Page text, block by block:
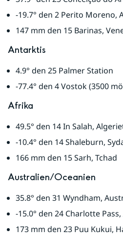
-19.7° den 2 Perito Moreno,
147 mm den 15 Barinas,
Antarktis
4.9° den 25 Palmer Station
-77.4° den 4 Vostok (3500
Afrika
49.5° den 14 In Salah,
-10.4° den 14 Shaleburn,
166 mm den 15 Sarh, Tchad
Australien/Oceanien
35.8° den 31 Wyndham,
-15.0° den 24 Charlotte
173 mm den 23 Puu Kukui,